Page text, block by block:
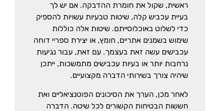
ראשית, שקול את חומרת ההדבקה. אם יש לך
בעיית עכביש קלה, שיטות טבעיות עשויות להספיק
כדי לשלוט באוכלוסייתם. שיטות אלה כוללות
שימוש בשמנים אתריים, חומץ, או יצירת ספריי דוחה
עכבישים עשה זאת בעצמך. עם זאת, עבור נגיעות
נרחבות יותר או בעיות עכבישים מתמשכות, ייתכן
שיהיה צורך בשירותי הדברה מקצועיים.
לאחר מכן, הערך את הסיכונים הפוטנציאליים ואת
חששות הבטיחות הקשורים לכל שיטה. הדברה